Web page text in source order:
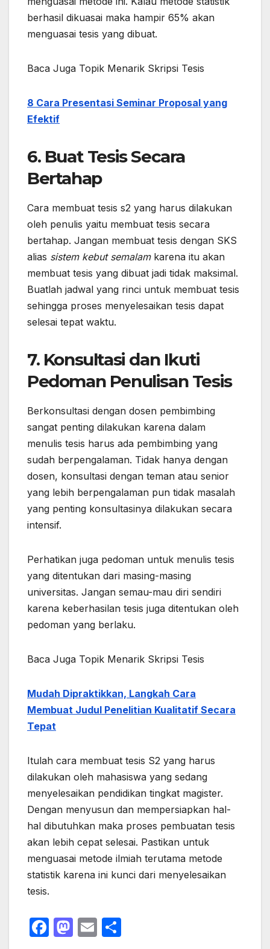
berhasil dikuasai maka hampir 65% akan
menguasai tesis yang dibuat.
Baca Juga Topik Menarik Skripsi Tesis
8 Cara Presentasi Seminar Proposal yang
Efektif
6. Buat Tesis Secara
Bertahap
Cara membuat tesis s2 yang harus dilakukan
oleh penulis yaitu membuat tesis secara
bertahap. Jangan membuat tesis dengan SKS
alias sistem kebut semalam karena itu akan
membuat tesis yang dibuat jadi tidak maksimal.
Buatlah jadwal yang rinci untuk membuat tesis
sehingga proses menyelesaikan tesis dapat
selesai tepat waktu.
7. Konsultasi dan Ikuti
Pedoman Penulisan Tesis
Berkonsultasi dengan dosen pembimbing
sangat penting dilakukan karena dalam
menulis tesis harus ada pembimbing yang
sudah berpengalaman. Tidak hanya dengan
dosen, konsultasi dengan teman atau senior
yang lebih berpengalaman pun tidak masalah
yang penting konsultasinya dilakukan secara
intensif.
Perhatikan juga pedoman untuk menulis tesis
yang ditentukan dari masing-masing
universitas. Jangan semau-mau diri sendiri
karena keberhasilan tesis juga ditentukan oleh
pedoman yang berlaku.
Baca Juga Topik Menarik Skripsi Tesis
Mudah Dipraktikkan, Langkah Cara
Membuat Judul Penelitian Kualitatif Secara
Tepat
Itulah cara membuat tesis S2 yang harus
dilakukan oleh mahasiswa yang sedang
menyelesaikan pendidikan tingkat magister.
Dengan menyusun dan mempersiapkan hal-
hal dibutuhkan maka proses pembuatan tesis
akan lebih cepat selesai. Pastikan untuk
menguasai metode ilmiah terutama metode
statistik karena ini kunci dari menyelesaikan
tesis.
F
M E